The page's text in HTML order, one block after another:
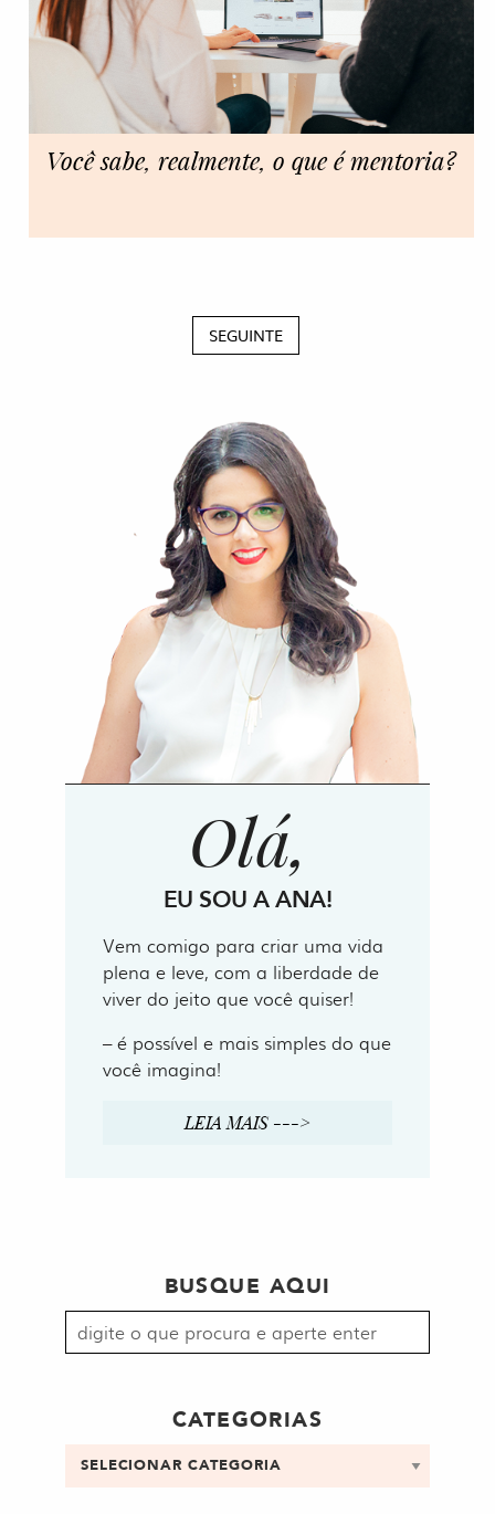
Você sabe, realmente, o que é mentoria?
SEGUINTE
Olá,
EU SOU A ANA!
Vem comigo para criar uma vida
plena e leve, com a liberdade de
viver do jeito que você quiser!
– é possível e mais simples do que
você imagina!
LEIA MAIS --->
BUSQUE AQUI
Procurar
por:
CATEGORIAS
Categorias